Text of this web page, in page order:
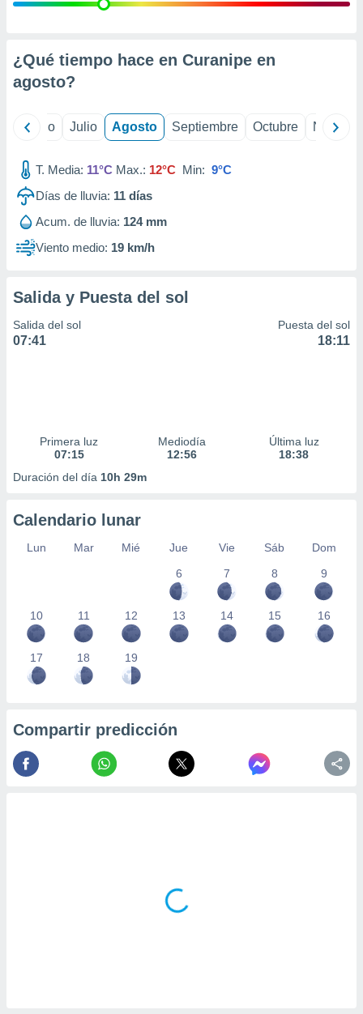
e
mediante
publicidad
de
1199
¿Qué tiempo hace en Curanipe en
agosto?
Junio Julio Agosto Septiembre Octubre
T. Media: 11°C Max.: 12°C Min: 9°C
Días de lluvia: 11 días
Acum. de lluvia: 124 mm
Viento medio: 19 km/h
Salida y Puesta del sol
Salida del sol
07:41
Puesta del sol
18:11
Primera luz
07:15
Mediodía
12:56
Última luz
18:38
Duración del día 10h 29m
Calendario lunar
Lun Mar Mié Jue Vie Sáb
Dom
6
7 8 9
10 11 12 13 14 15 16
17 18 19
Compartir predicción